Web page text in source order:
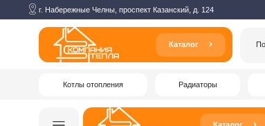
г. Набережные Челны, проспект Казанский, д. 124
Каталог